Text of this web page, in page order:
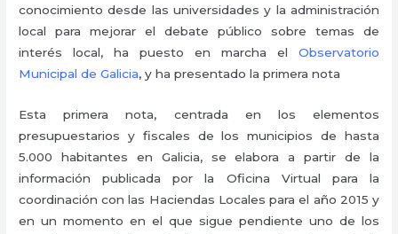
conocimiento desde las universidades y la administración
local para mejorar el debate público sobre temas de
interés local, ha puesto en marcha el
Observatorio
Municipal de Galicia, y ha presentado la primera nota
Esta primera nota, centrada en los elementos
presupuestarios y fiscales de los municipios de hasta
5.000 habitantes en Galicia, se elabora a partir de la
información publicada por la Oficina Virtual para la
coordinación con las Haciendas Locales para el año 2015 y
en un momento en el que sigue pendiente uno de los